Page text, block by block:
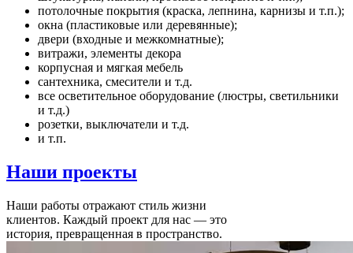
потолочные покрытия (краска, лепнина, карнизы и т.п.);
окна (пластиковые или деревянные);
двери (входные и межкомнатные);
витражи, элементы декора
корпусная и мягкая мебель
сантехника, смесители и т.д.
все осветительное оборудование (люстры, светильники
и т.д.)
розетки, выключатели и т.д.
и т.п.
Наши проекты
Наши работы отражают стиль жизни
клиентов. Каждый проект для нас — это
история, превращенная в пространство.